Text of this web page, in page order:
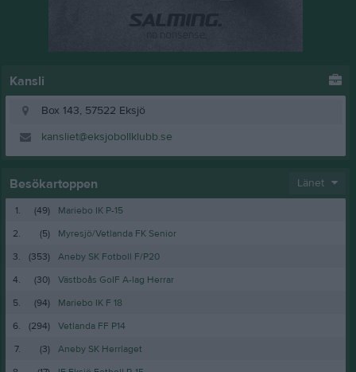
Kansli
Box 143, 57522 Eksjö
kansliet@eksjobollklubb.se
Besökartoppen Länet
1. (49)
Mariebo IK P-15
2.
(5)
Myresjö/Vetlanda FK Senior
3.
(353)
Aneby SK Fotboll F/P20
4.
(30)
Västboås GoIF A-lag Herrar
5.
(94)
Mariebo IK F 18
6.
(294)
Vetlanda FF P14
7.
(3)
Aneby SK Herrlaget